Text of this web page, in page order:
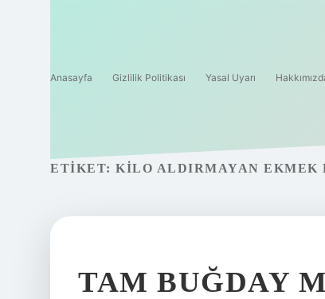
Anasayfa Gizlilik Politikası Yasal Uyarı
ETIKET: KILO ALDIRMAYAN EKMEK
TAM BUĞDAY